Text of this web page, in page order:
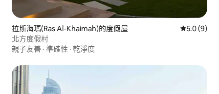
拉斯海瑪(Ras Al-Khaimah)的度假屋 從 9 則評
5.0 (9)
北方度假村
親子友善 · 準確性 · 乾淨度